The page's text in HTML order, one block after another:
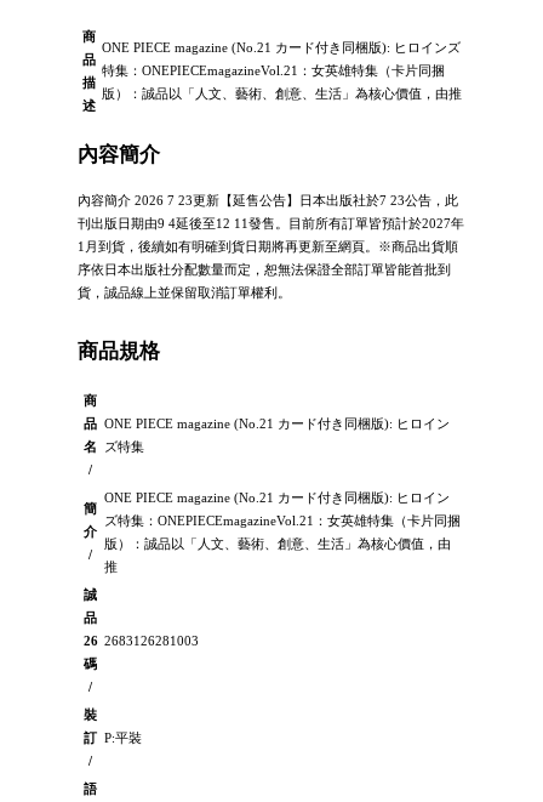
商
品
描
述
ONE PIECE magazine (No.21 カード付き同梱版): ヒロインズ
特集：ONEPIECEmagazineVol.21：女英雄特集（卡片同捆
版）：誠品以「人文、藝術、創意、生活」為核心價值，由推
內容簡介
內容簡介 2026 7 23更新【延售公告】日本出版社於7 23公告，此
刊出版日期由9 4延後至12 11發售。目前所有訂單皆預計於2027年
1月到貨，後續如有明確到貨日期將再更新至網頁。※商品出貨順
序依日本出版社分配數量而定，恕無法保證全部訂單皆能首批到
貨，誠品線上並保留取消訂單權利。
商品規格
商
品
名
/
ONE PIECE magazine (No.21 カード付き同梱版): ヒロイン
ズ特集
簡
介
/
ONE PIECE magazine (No.21 カード付き同梱版): ヒロイン
ズ特集：ONEPIECEmagazineVol.21：女英雄特集（卡片同捆
版）：誠品以「人文、藝術、創意、生活」為核心價值，由
推
誠
品
26
碼
/
2683126281003
裝
訂
/
P:平裝
語